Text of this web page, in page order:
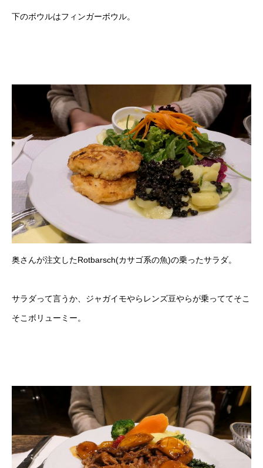
下のボウルはフィンガーボウル。
奥さんが注文したRotbarsch(カサゴ系の魚)の乗ったサラダ。
サラダって言うか、ジャガイモやらレンズ豆やらが乗っててそこ
そこボリューミー。